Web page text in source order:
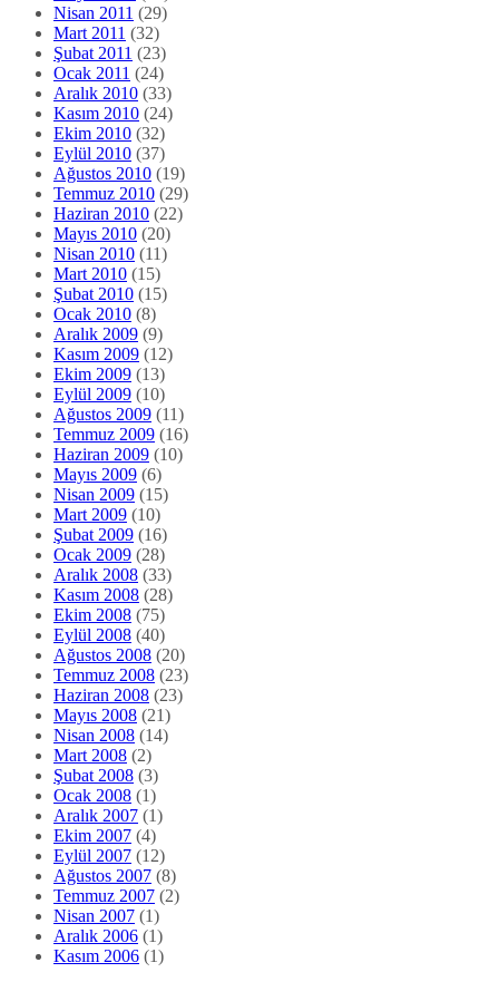
Nisan 2011 (29)
Mart 2011 (32)
Şubat 2011 (23)
Ocak 2011 (24)
Aralık 2010 (33)
Kasım 2010 (24)
Ekim 2010 (32)
Eylül 2010 (37)
Ağustos 2010 (19)
Temmuz 2010 (29)
Haziran 2010 (22)
Mayıs 2010 (20)
Nisan 2010 (11)
Mart 2010 (15)
Şubat 2010 (15)
Ocak 2010 (8)
Aralık 2009 (9)
Kasım 2009 (12)
Ekim 2009 (13)
Eylül 2009 (10)
Ağustos 2009 (11)
Temmuz 2009 (16)
Haziran 2009 (10)
Mayıs 2009 (6)
Nisan 2009 (15)
Mart 2009 (10)
Şubat 2009 (16)
Ocak 2009 (28)
Aralık 2008 (33)
Kasım 2008 (28)
Ekim 2008 (75)
Eylül 2008 (40)
Ağustos 2008 (20)
Temmuz 2008 (23)
Haziran 2008 (23)
Mayıs 2008 (21)
Nisan 2008 (14)
Mart 2008 (2)
Şubat 2008 (3)
Ocak 2008 (1)
Aralık 2007 (1)
Ekim 2007 (4)
Eylül 2007 (12)
Ağustos 2007 (8)
Temmuz 2007 (2)
Nisan 2007 (1)
Aralık 2006 (1)
Kasım 2006 (1)